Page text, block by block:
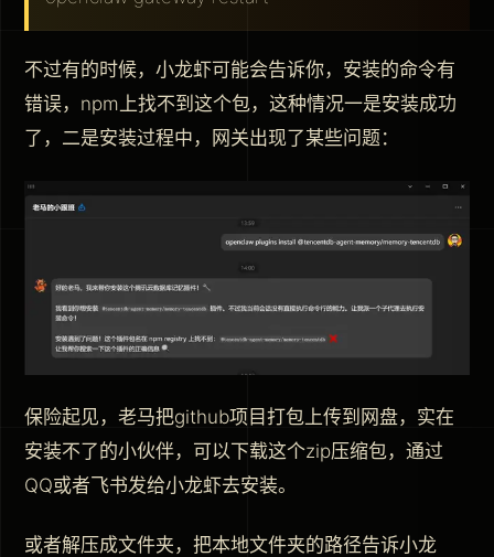
不过有的时候，小龙虾可能会告诉你，安装的命令有
错误，npm上找不到这个包，这种情况一是安装成功
了，二是安装过程中，网关出现了某些问题：
保险起见，老马把github项目打包上传到网盘，实在
安装不了的小伙伴，可以下载这个zip压缩包，通过
QQ或者飞书发给小龙虾去安装。
或者解压成文件夹，把本地文件夹的路径告诉小龙